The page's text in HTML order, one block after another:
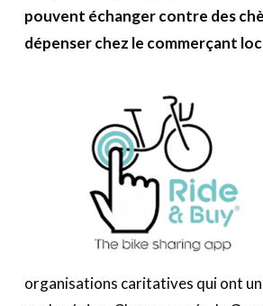
pouvent échanger contre des
dépenser chez le commerçant
organisations caritatives qui ont
A propos